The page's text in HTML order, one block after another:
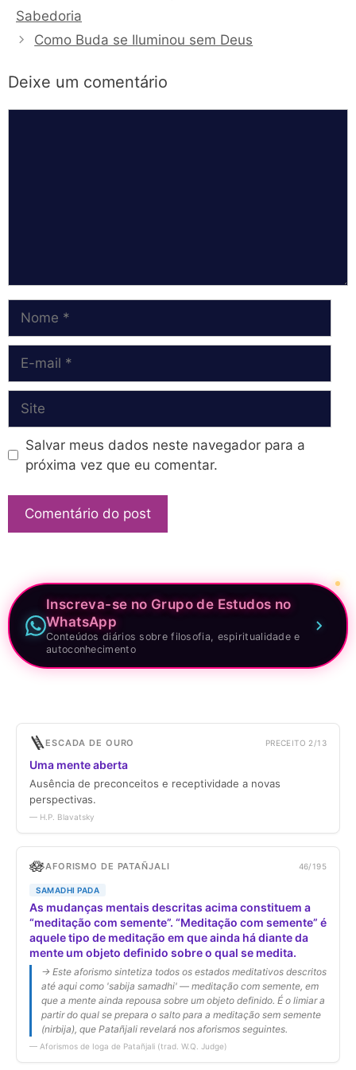
Sabedoria
Como Buda se Iluminou sem Deus
Deixe um comentário
mail
Salvar meus dados neste navegador para a
próxima vez que eu comentar.
Inscreva-se no Grupo de Estudos no
WhatsApp
Conteúdos diários sobre filosofia, espiritualidade e
autoconhecimento